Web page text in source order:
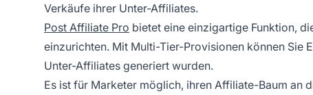
Verkäufe ihrer Unter-Affiliates.
Post Affiliate Pro bietet eine einzigartige Funktion,
einzurichten. Mit Multi-Tier-Provisionen können Sie
Unter-Affiliates generiert wurden.
Es ist für Marketer möglich, ihren Affiliate-Baum an